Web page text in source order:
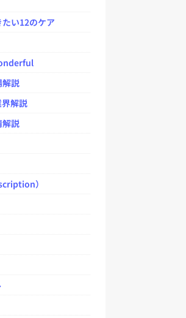
い12のケア
説
解説
説
）